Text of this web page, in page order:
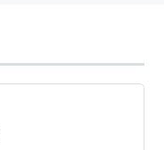
成。バンド名は初
号」と80年代に栄
から。
に出演。三週連続
「すこぶる不愉快